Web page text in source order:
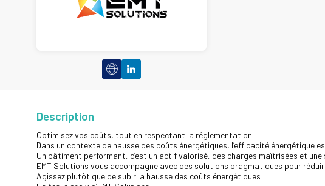
Description
Optimisez vos coûts, tout en respectant la réglementation !
Dans un contexte de hausse des coûts énergétiques, l’efficacité
Un bâtiment performant, c’est un actif valorisé, des charges maîtrisées et
EMT Solutions vous accompagne avec des solutions pragmatiques pour
Agissez plutôt que de subir la hausse des coûts énergétiques